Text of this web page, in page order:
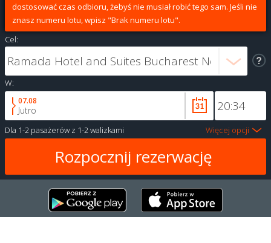
dostosować czas odbioru, żebyś nie musiał robić tego sam. Jeśli nie
znasz numeru lotu, wpisz "Brak numeru lotu".
Cel:
W:
07.08
Jutro
Dla 1-2 pasażerów z 1-2 walizkami Więcej opcji